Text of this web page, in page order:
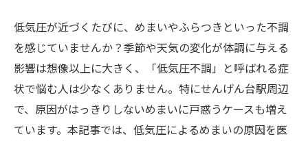
低気圧が近づくたびに、めまいやふらつきといった不調
を感じていませんか？季節や天気の変化が体調に与える
影響は想像以上に大きく、「低気圧不調」と呼ばれる症
状で悩む人は少なくありません。特にせんげん台駅周辺
で、原因がはっきりしないめまいに戸惑うケースも増え
ています。本記事では、低気圧によるめまいの原因を医